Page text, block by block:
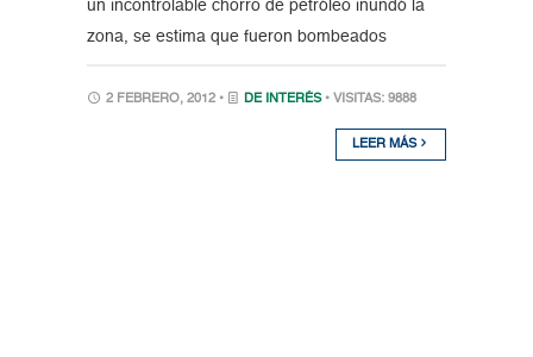
un incontrolable chorro de petróleo inundó la
zona, se estima que fueron bombeados
2 FEBRERO, 2012 • DE INTERÉS • VISITAS: 9888
LEER MÁS